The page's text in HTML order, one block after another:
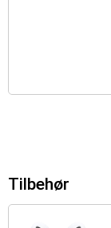
Tilbehør